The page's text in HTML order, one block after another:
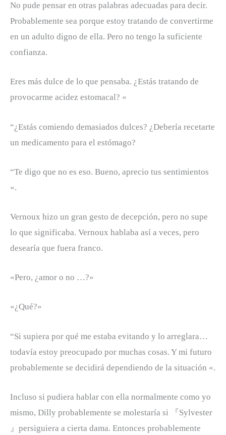
No pude pensar en otras palabras adecuadas para decir.
Probablemente sea porque estoy tratando de convertirme
en un adulto digno de ella. Pero no tengo la suficiente
confianza.
Eres más dulce de lo que pensaba. ¿Estás tratando de
provocarme acidez estomacal? «
“¿Estás comiendo demasiados dulces? ¿Debería recetarte
un medicamento para el estómago?
“Te digo que no es eso. Bueno, aprecio tus sentimientos
«.
Vernoux hizo un gran gesto de decepción, pero no supe
lo que significaba. Vernoux hablaba así a veces, pero
desearía que fuera franco.
«Pero, ¿amor o no …?»
«¿Qué?»
“Si supiera por qué me estaba evitando y lo arreglara…
todavía estoy preocupado por muchas cosas. Y mi futuro
probablemente se decidirá dependiendo de la situación «.
Incluso si pudiera hablar con ella normalmente como yo
mismo, Dilly probablemente se molestaría si 『Sylvester
』persiguiera a cierta dama. Entonces probablemente